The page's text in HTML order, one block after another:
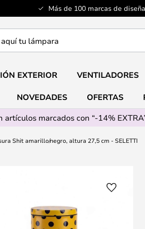
Más de 100 marcas de
EXTERIOR VENTILADORES
NOVEDADES OFERTAS
artículos marcados con “-14%
Shit amarillo/negro, altura 27,5 cm - SELETTI